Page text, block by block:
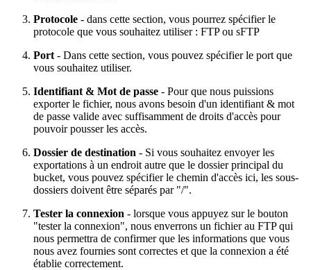
Protocole - dans cette section, vous pourrez spécifier le
protocole que vous souhaitez utiliser : FTP ou sFTP
Port - Dans cette section, vous pouvez spécifier le port que
vous souhaitez utiliser.
Identifiant & Mot de passe - Pour que nous puissions
exporter le fichier, nous avons besoin d'un identifiant & mot
de passe valide avec suffisamment de droits d'accès pour
pouvoir pousser les accès.
Dossier de destination - Si vous souhaitez envoyer les
exportations à un endroit autre que le dossier principal du
bucket, vous pouvez spécifier le chemin d'accès ici, les sous-
dossiers doivent être séparés par "/".
Tester la connexion - lorsque vous appuyez sur le bouton
"tester la connexion", nous enverrons un fichier au FTP qui
nous permettra de confirmer que les informations que vous
nous avez fournies sont correctes et que la connexion a été
établie correctement.